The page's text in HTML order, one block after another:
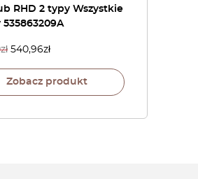
RHD 2 typy Wszystkie
535863209A
zł 540,96zł
Zobacz produkt